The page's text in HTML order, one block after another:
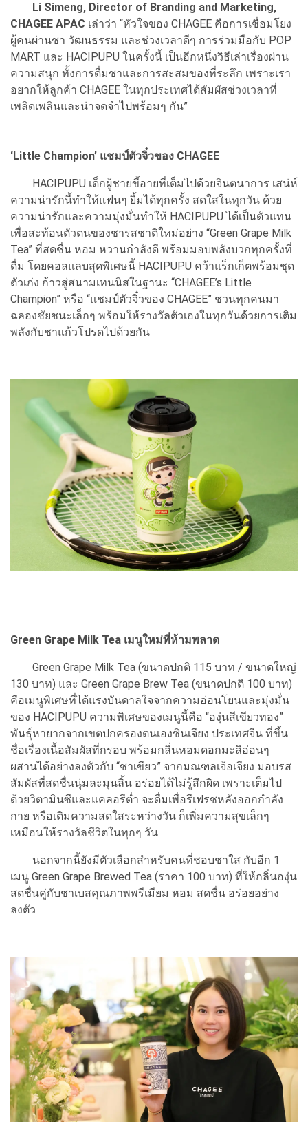
Li Simeng, Director of Branding and Marketing,
CHAGEE APAC เล่าว่า “หัวใจของ CHAGEE คือการเชื่อมโยง
ผู้คนผ่านชา วัฒนธรรม และช่วงเวลาดีๆ การร่วมมือกับ POP
MART และ HACIPUPU ในครั้งนี้ เป็นอีกหนึ่งวิธีเล่าเรื่องผ่าน
ความสนุก ทั้งการดื่มชาและการสะสมของที่ระลึก เพราะเรา
อยากให้ลูกค้า CHAGEE ในทุกประเทศได้สัมผัสช่วงเวลาที่
เพลิดเพลินและน่าจดจำไปพร้อมๆ กัน”
‘Little Champion’ แชมป์ตัวจิ๋วของ CHAGEE
HACIPUPU เด็กผู้ชายขี้อายที่เต็มไปด้วยจินตนาการ เสน่ห์
ความน่ารักนี้ทำให้แฟนๆ ยิ้มได้ทุกครั้ง สดใสในทุกวัน ด้วย
ความน่ารักและความมุ่งมั่นทำให้ HACIPUPU ได้เป็นตัวแทน
เพื่อสะท้อนตัวตนของชารสชาติใหม่อย่าง “Green Grape Milk
Tea” ที่สดชื่น หอม หวานกำลังดี พร้อมมอบพลังบวกทุกครั้งที่
ดื่ม โดยคอลแลบสุดพิเศษนี้ HACIPUPU คว้าแร็กเก็ตพร้อมชุด
ตัวเก่ง ก้าวสู่สนามเทนนิสในฐานะ “CHAGEE’s Little
Champion” หรือ “แชมป์ตัวจิ๋วของ CHAGEE” ชวนทุกคนมา
ฉลองชัยชนะเล็กๆ พร้อมให้รางวัลตัวเองในทุกวันด้วยการเติม
พลังกับชาแก้วโปรดไปด้วยกัน
Green Grape Milk Tea เมนูใหม่ที่ห้ามพลาด
Green Grape Milk Tea (ขนาดปกติ 115 บาท / ขนาดใหญ่
130 บาท) และ Green Grape Brew Tea (ขนาดปกติ 100 บาท)
คือเมนูพิเศษที่ได้แรงบันดาลใจจากความอ่อนโยนและมุ่งมั่น
ของ HACIPUPU ความพิเศษของเมนูนี้คือ “องุ่นสีเขียวทอง”
พันธุ์หายากจากเขตปกครองตนเองซินเจียง ประเทศจีน ที่ขึ้น
ชื่อเรื่องเนื้อสัมผัสที่กรอบ พร้อมกลิ่นหอมดอกมะลิอ่อนๆ
ผสานได้อย่างลงตัวกับ “ชาเขียว” จากมณฑลเจ้อเจียง มอบรส
สัมผัสที่สดชื่นนุ่มละมุนลิ้น อร่อยได้ไม่รู้สึกผิด เพราะเต็มไป
ด้วยวิตามินซีและแคลอรีต่ำ จะดื่มเพื่อรีเฟรชหลังออกกำลัง
กาย หรือเติมความสดใสระหว่างวัน ก็เพิ่มความสุขเล็กๆ
เหมือนให้รางวัลชีวิตในทุกๆ วัน
นอกจากนี้ยังมีตัวเลือกสำหรับคนที่ชอบชาใส กับอีก 1
เมนู Green Grape Brewed Tea (ราคา 100 บาท) ที่ให้กลิ่นองุ่น
สดชื่นคู่กับชาเบสคุณภาพพรีเมียม หอม สดชื่น อร่อยอย่าง
ลงตัว